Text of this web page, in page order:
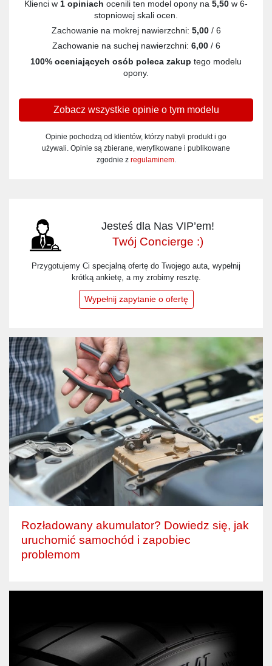
Klienci w 1 opiniach ocenili ten model opony na 5,50 w 6-
stopniowej skali ocen.
Zachowanie na mokrej nawierzchni: 5,00/ 6
Zachowanie na suchej nawierzchni: 6,00/ 6
100% oceniających osób poleca zakup tego modelu
opony.
Zobacz wszystkie opinie o tym modelu
Opinie pochodzą od klientów, którzy nabyli produkt i go
używali. Opinie są zbierane, weryfikowane i publikowane
zgodnie z regulaminem.
Jesteś dla Nas VIP’em!
Twój Concierge :)
Przygotujemy Ci specjalną ofertę do Twojego auta, wypełnij
krótką ankietę, a my zrobimy resztę.
Wypełnij zapytanie o ofertę
Rozładowany akumulator? Dowiedz się, jak
uruchomić samochód i zapobiec
problemom